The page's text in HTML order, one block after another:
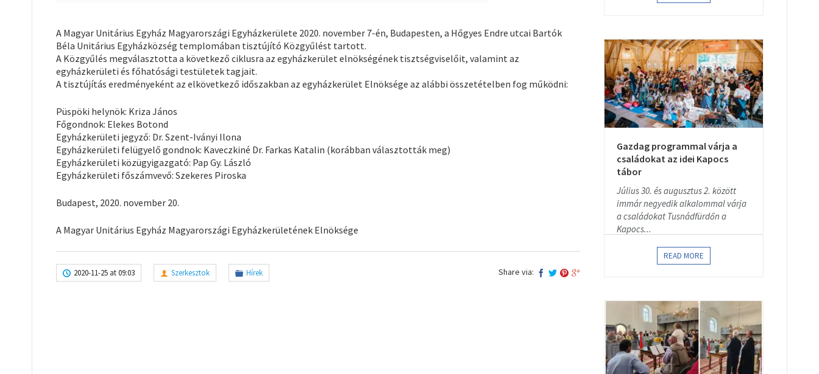
A Magyar Unitárius Egyház Magyarországi Egyházkerülete 2020. november 7-én, Budapesten, a Hőgyes Endre utcai Bartók
Béla Unitárius Egyházközség templomában tisztújító Közgyűlést tartott.
A Közgyűlés megválasztotta a következő ciklusra az egyházkerület elnökségének tisztségviselőit, valamint az
egyházkerületi és főhatósági testületek tagjait.
A tisztújítás eredményeként az elkövetkező időszakban az egyházkerület Elnöksége az alábbi összetételben fog működni:
Püspöki helynök: Kriza János
Főgondnok: Elekes Botond
Egyházkerületi jegyző: Dr. Szent-Iványi Ilona
Egyházkerületi felügyelő gondnok: Kaveczkiné Dr. Farkas Katalin (korábban választották meg)
Egyházkerületi közügyigazgató: Pap Gy. László
Egyházkerületi főszámvevő: Szekeres Piroska
Budapest, 2020. november 20.
A Magyar Unitárius Egyház Magyarországi Egyházkerületének Elnöksége
2020-11-25 at 09:03 Szerkesztok Hírek Share via:
Gazdag programmal várja a
családokat az idei Kapocs
tábor
Július 30. és augusztus 2. között
immár negyedik alkalommal várja
a családokat Tusnádfürdőn a
Kapocs...
READ MORE